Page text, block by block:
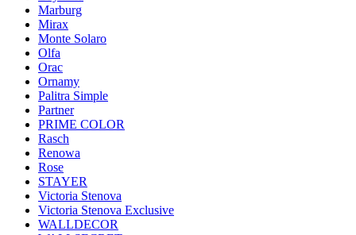
Marburg
Mirax
Monte Solaro
Olfa
Orac
Ornamy
Palitra Simple
Partner
PRIME COLOR
Rasch
Renowa
Rose
STAYER
Victoria Stenova
Victoria Stenova Exclusive
WALLDECOR